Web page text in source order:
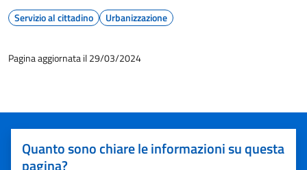
Servizio al cittadino
Urbanizzazione
Pagina aggiornata il 29/03/2024
Quanto sono chiare le informazioni su questa
pagina?